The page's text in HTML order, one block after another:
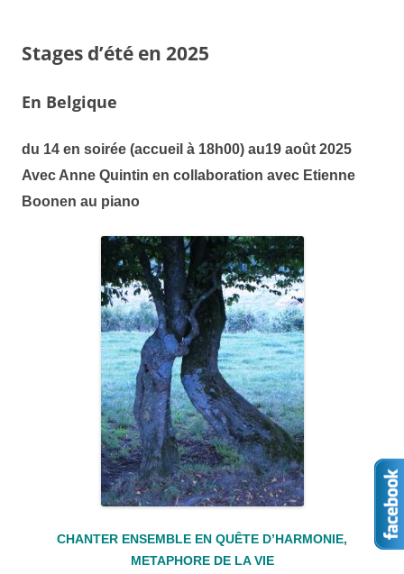
Stages d’été en 2025
En Belgique
du 14 en soirée (accueil à 18h00) au19 août 2025
Avec Anne Quintin en collaboration avec Etienne
Boonen au piano
CHANTER ENSEMBLE EN QUÊTE D’HARMONIE,
METAPHORE DE LA VIE